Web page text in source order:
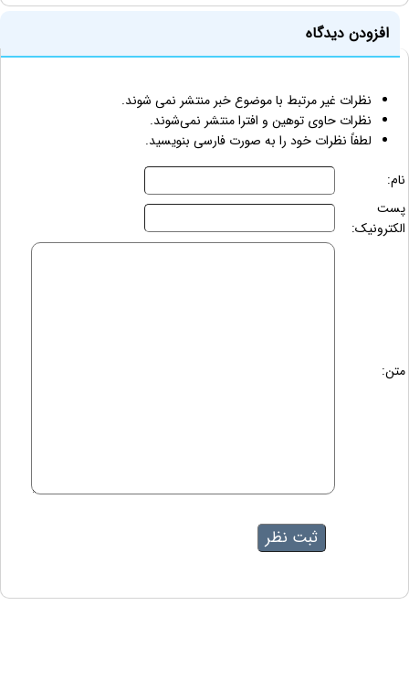
افزودن دیدگاه
نظرات غیر مرتبط با موضوع خبر منتشر نمی شوند.
نظرات حاوی توهین و افترا منتشر نمی‌شوند.
لطفاً نظرات خود را به صورت فارسی بنویسید.
نام:
پست
الکترونیک:
متن: